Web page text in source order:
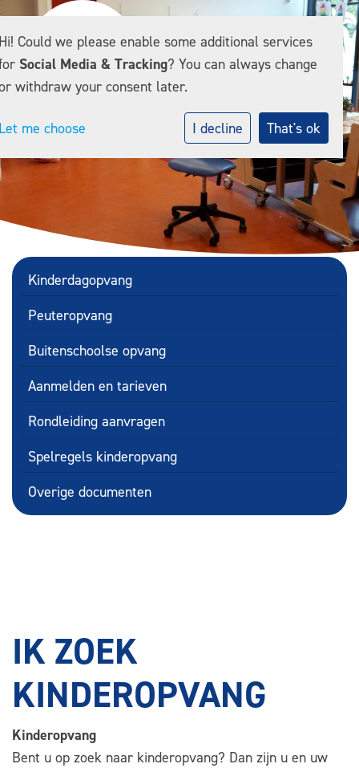
Kinderdagopvang
Peuteropvang
Buitenschoolse opvang
Aanmelden en tarieven
Rondleiding aanvragen
Spelregels kinderopvang
Overige documenten
IK ZOEK
KINDEROPVANG
Kinderopvang
Bent u op zoek naar kinderopvang? Dan zijn u en uw
Could we please enable some additional services
Social Media & Tracking? You can always change
withdraw your consent later.
me choose I decline That's ok